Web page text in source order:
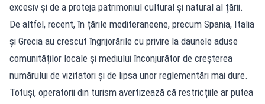
excesiv și de a proteja patrimoniul cultural și natural al țării.
De altfel, recent, în țările mediteraneene, precum Spania, Italia
și Grecia au crescut îngrijorările cu privire la daunele aduse
comunităților locale și mediului înconjurător de creșterea
numărului de vizitatori și de lipsa unor reglementări mai dure.
Totuși, operatorii din turism avertizează că restricțiile ar putea